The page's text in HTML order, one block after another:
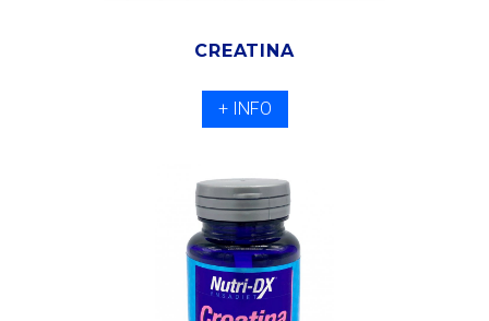
CREATINA
+ INFO